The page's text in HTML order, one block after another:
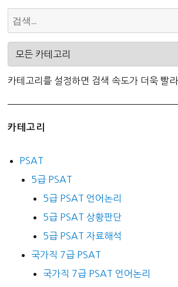
카테고리를 설정하면 검색 속도가 더욱 빨
카테고리
PSAT
5급 PSAT
5급 PSAT 언어논리
5급 PSAT 상황판단
5급 PSAT 자료해석
국가직 7급 PSAT
국가직 7급 PSAT 언어논리